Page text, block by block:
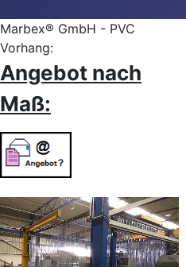
Marbex® GmbH - PVC
Vorhang:
Angebot nach
Maß: